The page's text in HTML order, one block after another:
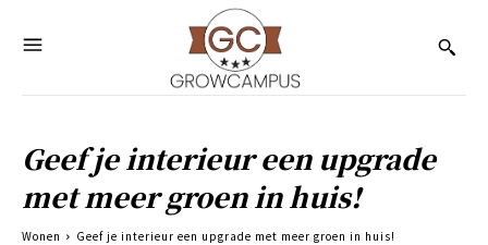
Geef je interieur een upgrade
met meer groen in huis!
Wonen Geef je interieur een upgrade met meer groen in huis!